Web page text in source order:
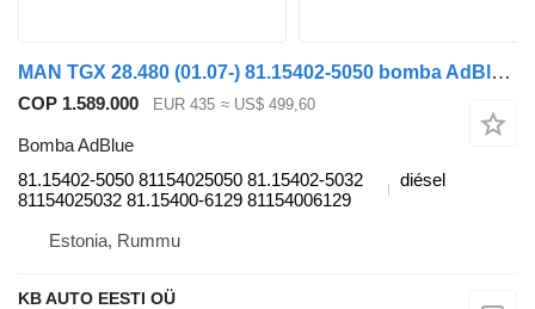
MAN TGX 28.480 (01.07-) 81.15402-5050 bomba AdBlue para MAN TGL, TGM, TGS, TGX (2005-2021) camión
COP 1.589.000 EUR 435 ≈ US$ 499,60
Bomba AdBlue
81.15402-5050 81154025050 81.15402-5032
81154025032 81.15400-6129 81154006129
diésel
Estonia, Rummu
KB AUTO EESTI OÜ